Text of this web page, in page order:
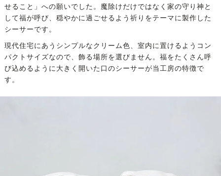
せること」への願いでした。魔除けだけではなく家の守り神と
して福が呼び、穏やかに過ごせるよう祈りをテーマに製作した
シーサーです。
現代住宅にあうシンプルなクリーム色、室内に置けるようコン
パクトサイズなので、飾る場所を選びません。福をたくさん呼
び込めるように大きく開いた口のシーサーが当工房の特徴で
す。